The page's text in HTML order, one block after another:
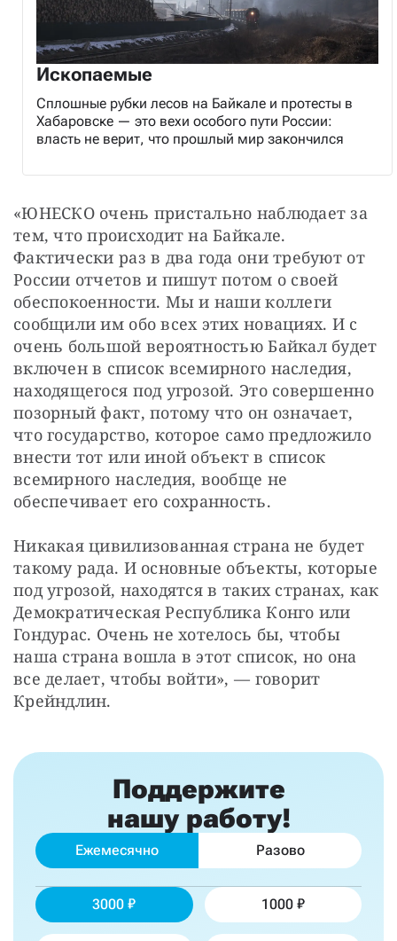
Ископаемые
Сплошные рубки лесов на Байкале и протесты в
Хабаровске — это вехи особого пути России:
власть не верит, что прошлый мир закончился
«ЮНЕСКО очень пристально наблюдает за
тем, что происходит на Байкале.
Фактически раз в два года они требуют от
России отчетов и пишут потом о своей
обеспокоенности. Мы и наши коллеги
сообщили им обо всех этих новациях. И с
очень большой вероятностью Байкал будет
включен в список всемирного наследия,
находящегося под угрозой. Это совершенно
позорный факт, потому что он означает,
что государство, которое само предложило
внести тот или иной объект в список
всемирного наследия, вообще не
обеспечивает его сохранность.
Никакая цивилизованная страна не будет
такому рада. И основные объекты, которые
под угрозой, находятся в таких странах, как
Демократическая Республика Конго или
Гондурас. Очень не хотелось бы, чтобы
наша страна вошла в этот список, но она
все делает, чтобы войти», — говорит
Крейндлин.
Поддержите
нашу работу!
Ежемесячно Разово
3000 1000